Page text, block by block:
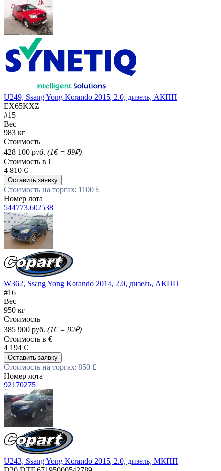
U249, Ssang Yong Korando 2015, 2.0, дизель, АКПП
EX65KXZ
#15
Вес
983 кг
Стоимость
428 100 руб. (1€ = 89₽)
Стоимость в €
4 810 €
Оставить заявку
Стоимость на торгах: 1100 £
Номер лота
544773.602538
W362, Ssang Yong Korando 2014, 2.0, дизель, АКПП
#16
Вес
950 кг
Стоимость
385 900 руб. (1€ = 92₽)
Стоимость в €
4 194 €
Оставить заявку
Стоимость на торгах: 850 £
Номер лота
92170275
U243, Ssang Yong Korando 2015, 2.0, дизель, МКПП